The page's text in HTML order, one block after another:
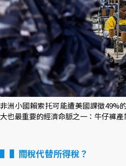
非洲小國賴索托可能遭美國課徵49%
大也最重要的經濟命脈之一：牛仔褲
▌關稅代替所得稅？